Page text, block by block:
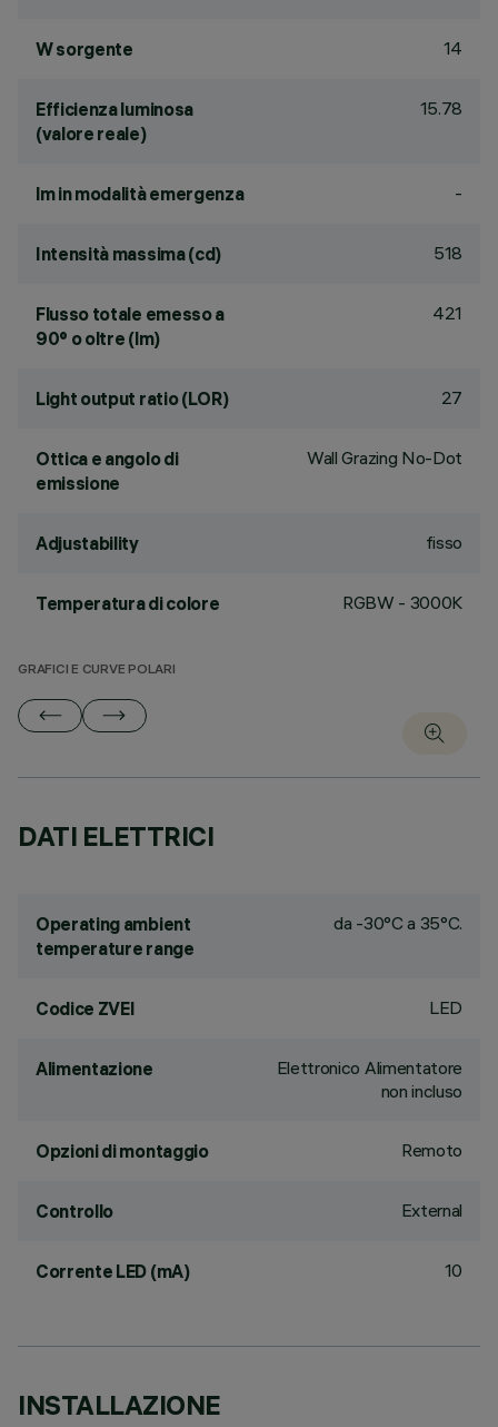
W sorgente 14
Efficienza luminosa
(valore reale)
15.78
lm in modalità emergenza -
Intensità massima (cd) 518
Flusso totale emesso a
90° o oltre (lm)
421
Light output ratio (LOR) 27
Ottica e angolo di
emissione
Wall Grazing No-Dot
Adjustability fisso
Temperatura di colore RGBW - 3000K
GRAFICI E CURVE POLARI
DATI ELETTRICI
Operating ambient
temperature range
da -30°C a 35°C.
Codice ZVEI LED
Alimentazione
Elettronico Alimentatore
non incluso
Opzioni di montaggio Remoto
Controllo External
Corrente LED (mA) 10
INSTALLAZIONE